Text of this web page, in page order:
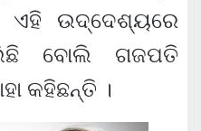
ଉଦ୍ଦେଶ୍ୟରେ
ବୋଲି ଗଜପତି
କହିଛନ୍ତି ।